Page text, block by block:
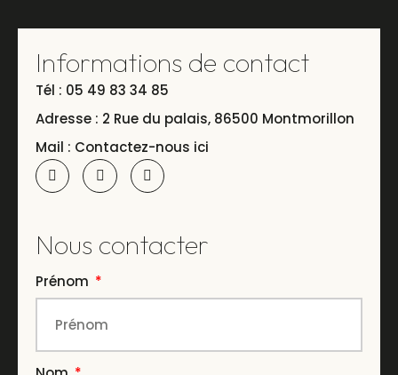
Informations de contact
Tél : 05 49 83 34 85
Adresse : 2 Rue du palais, 86500 Montmorillon
Mail : Contactez-nous ici
Nous contacter
Prénom